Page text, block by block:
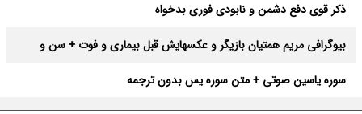
ذکر قوی دفع دشمن و نابودی فوری بدخواه
بیوگرافی مریم همتیان بازیگر و عکسهایش قبل بیماری و فوت + سن و
سوره یاسین صوتی + متن سوره یس بدون ترجمه